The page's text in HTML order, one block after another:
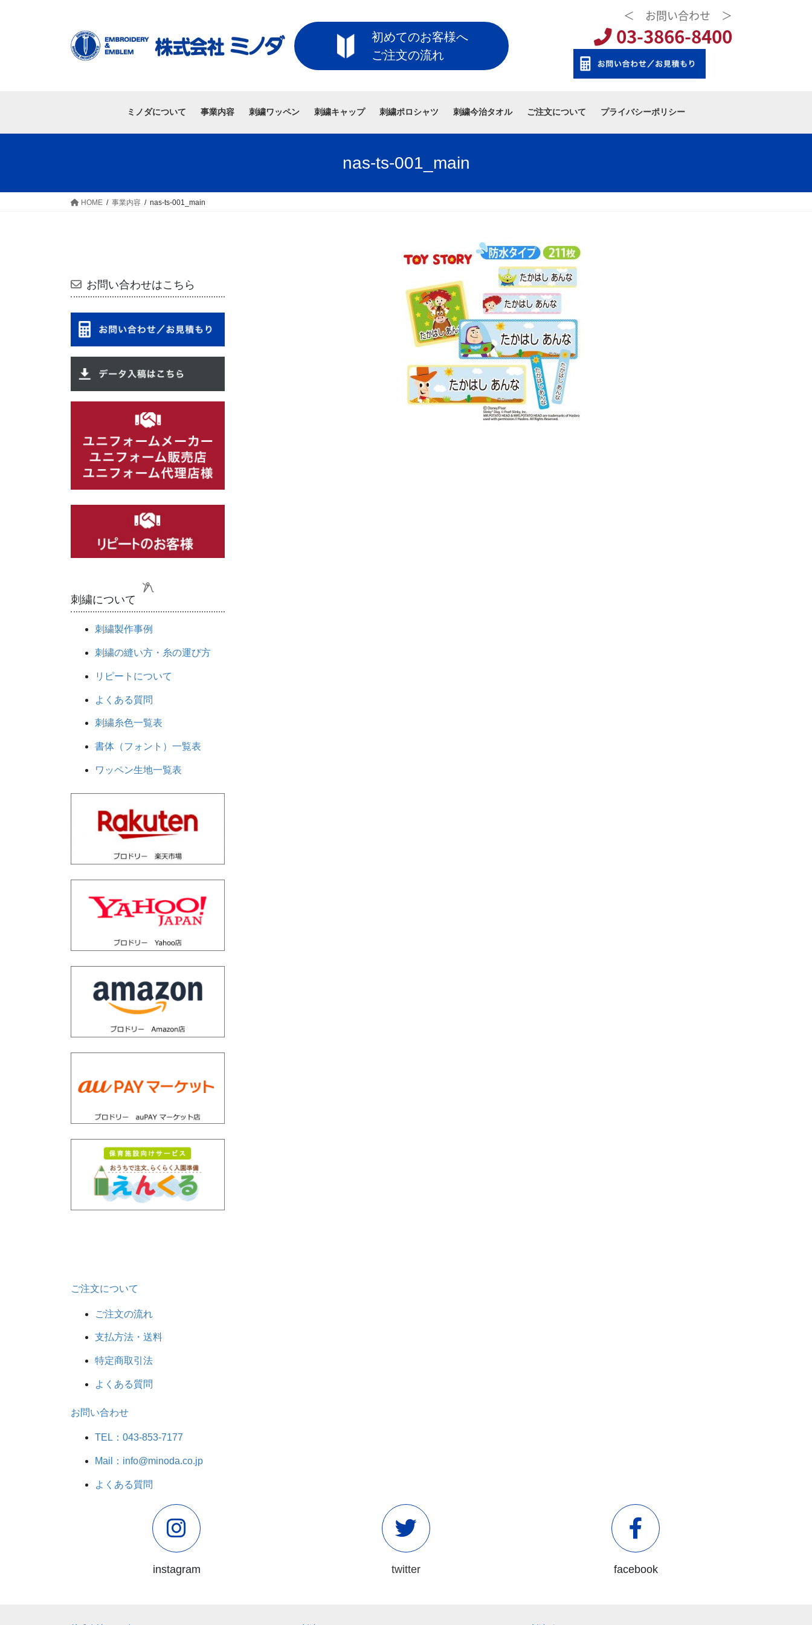
初めてのお客様へ
ご注文の流れ
＜ お問い合わせ ＞
03-3866-8400
ミノダについて 事業内容 刺繍ワッペン 刺繍キャップ 刺繍ポロシャツ 刺繍今治タオル ご注文について プライバシーポリシー
nas-ts-001_main
HOME 事業内容 nas-ts-001_main
お問い合わせはこちら
刺繍について
刺繍製作事例
刺繍の縫い方・糸の運び方
リピートについて
よくある質問
刺繍糸色一覧表
書体（フォント）一覧表
ワッペン生地一覧表
ご注文について
ご注文の流れ
支払方法・送料
特定商取引法
よくある質問
お問い合わせ
TEL：043-853-7177
Mail：info@minoda.co.jp
よくある質問
instagram twitter facebook